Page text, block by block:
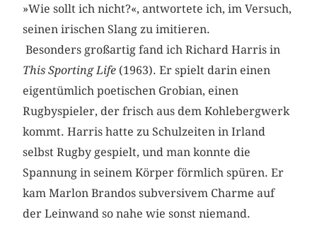
»Wie sollt ich nicht?«, antwortete ich, im Versuch,
seinen irischen Slang zu imitieren.
Besonders großartig fand ich Richard Harris in
This Sporting Life (1963). Er spielt darin einen
eigentümlich poetischen Grobian, einen
Rugbyspieler, der frisch aus dem Kohlebergwerk
kommt. Harris hatte zu Schulzeiten in Irland
selbst Rugby gespielt, und man konnte die
Spannung in seinem Körper förmlich spüren. Er
kam Marlon Brandos subversivem Charme auf
der Leinwand so nahe wie sonst niemand.